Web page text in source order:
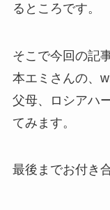
るところです。
そこで今回の記
本エミさんの、
父母、ロシアハ
てみます。
最後までお付き